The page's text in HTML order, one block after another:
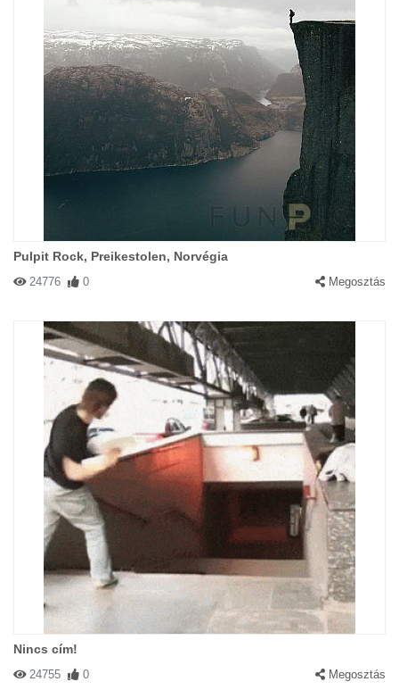
Pulpit Rock, Preikestolen, Norvégia
24776 0 Megosztás
Nincs cím!
24755 0 Megosztás